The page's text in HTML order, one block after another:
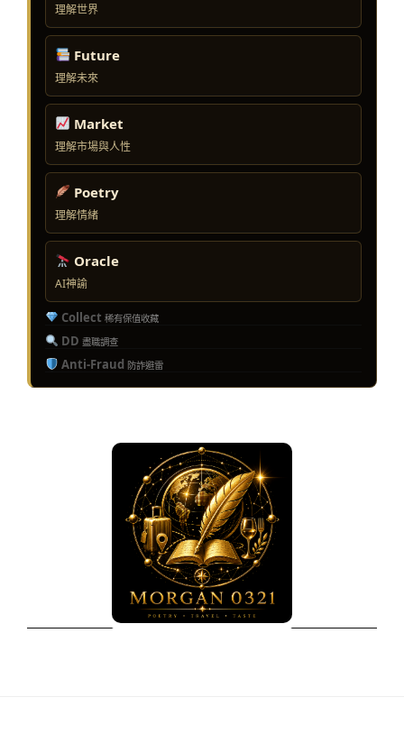
理解世界
Future
理解未來
Market
理解市場與人性
Poetry
理解情緒
Oracle
AI神諭
Collect 稀有保值收藏
DD 盡職調查
Anti-Fraud 防詐避雷